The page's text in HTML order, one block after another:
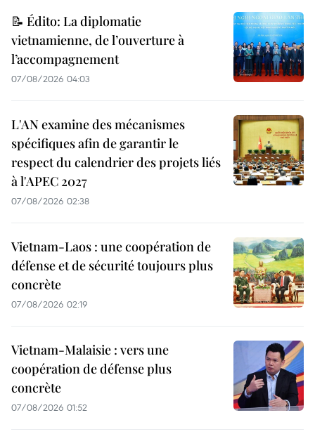
📝 Édito: La diplomatie
vietnamienne, de l’ouverture à
l’accompagnement
07/08/2026 04:03
L'AN examine des mécanismes
spécifiques afin de garantir le
respect du calendrier des projets liés
à l'APEC 2027
07/08/2026 02:38
Vietnam-Laos : une coopération de
défense et de sécurité toujours plus
concrète
07/08/2026 02:19
Vietnam-Malaisie : vers une
coopération de défense plus
concrète
07/08/2026 01:52